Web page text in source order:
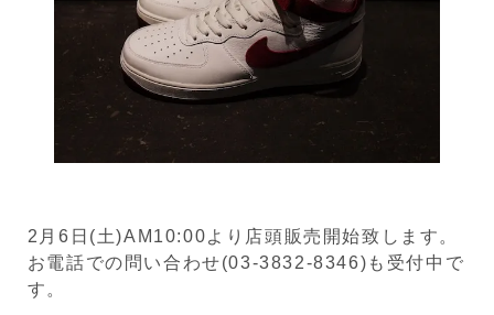
2月6日(土)AM10:00より店頭販売開始致します。
お電話での問い合わせ(03-3832-8346)も受付中で
す。